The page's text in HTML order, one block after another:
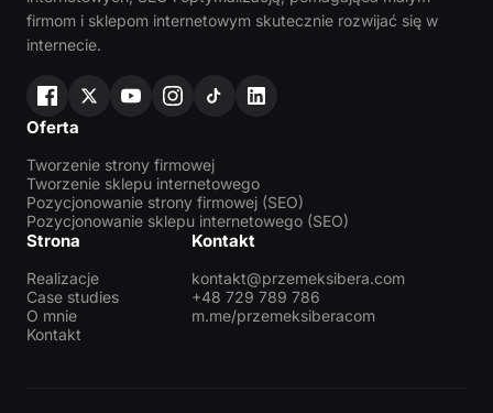
firmom i sklepom internetowym skutecznie rozwijać się w
internecie.
Oferta
Tworzenie strony firmowej
Tworzenie sklepu internetowego
Pozycjonowanie strony firmowej (SEO)
Pozycjonowanie sklepu internetowego (SEO)
Strona
Realizacje
Case studies
O mnie
Kontakt
Kontakt
kontakt@przemeksibera.com
+48 729 789 786
m.me/przemeksiberacom